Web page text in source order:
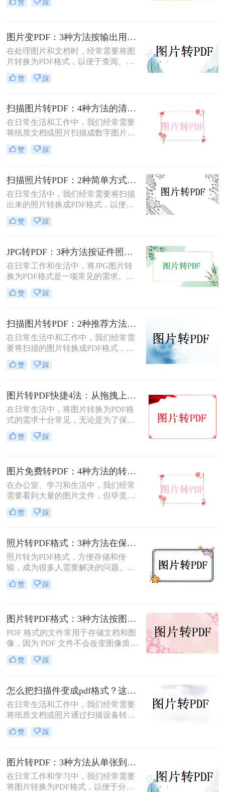
转换成pdf格式免费呢？本文将介绍两
赞 踩
图片变PDF：3种方法按输出用途（打印/存档/分享）选！
在处理图片和文档时，经常需要将图
片转换为PDF格式，以便于查阅、分
享或存档。那么如何把图片变成pdf
呢？本文将介绍三种常用的图片转
赞 踩
扫描图片转PDF：4种方法的清晰度和文件体积对比!
在日常生活和工作中，我们经常需要
将纸质文档或照片扫描成数字图片，
并进一步将这些图片转换成PDF格
式，以便于分享、存储和查阅。那么
介绍四种将扫描图片转换成PDF的方
法。
赞 踩
扫描照片转PDF：2种简单方式在身份证和合同上的操作差异！
在日常生活中，我们经常需要将扫描
出来的照片转换成PDF格式，以便于
分享、存储和管理。那么扫描出来的
照片怎么转成pdf呢？本文将介绍两种
赞 踩
JPG转PDF：3种方法按证件照、截图和风景照分别推荐！
在日常工作和生活中，将JPG图片转
换为PDF格式是一项常见的需求。
PDF格式具有跨平台兼容性、易于阅
读和保护隐私等优点，因此广泛应用
转换pdf呢？本文将介绍三种将JPG图
片转换为PDF的方法。
赞 踩
扫描图片转PDF：2种推荐方法的清晰度调优和文件压缩！
在日常生活中和工作中，我们经常需
要将扫描的图片转换成PDF格式，以
便于文档的管理、共享和打印。那么
扫描图片怎么转换成pdf呢？本文将介
方法。
赞 踩
图片转PDF快捷4法：从拖拽上传到批量导出的操作流程！
在日常生活中，将图片转换为PDF格
式的需求十分常见，无论是为了保存
照片、制作电子相册，还是为了提交
报告和简历中的图片资料。那么图片
完成图片到PDF的转换。
赞 踩
图片免费转PDF：4种方法的转换速度和画质损失对比！
在办公室、学习和生活中，我们经常
需要看到大量的图片文件，但毕竟，
一张一张地看照片相对麻烦，所以我
们通常会把照片变成PDF。事实上，
天，我将教你图片转为pdf怎么弄免费
的。
赞 踩
照片转PDF格式：3种方法在保留EXIF信息和画质上的差异！
照片转为PDF格式，方便存储和传
输，成为很多人需要解决的问题。无
论是为了整理相册、备份照片，还是
为了表格化、合并分享，PDF格式都
简单而快速的方法，帮助您轻松实现
照片转PDF的操作。
赞 踩
图片转PDF格式：3种方法按图片来源（手机/相机/截图）选！
PDF 格式的文件常用于存储文档和图
像，因为 PDF 文件不会改变图像质
量、版本或格式，而且可以在任何设
备之间轻松传输。如果你想将一些图
并成一个 PDF 文件，本文将介绍图片
如何转换为PDF格式。
赞 踩
怎么把扫描件变成pdf格式？这三种方法简单又实用！
在日常生活和工作中，我们经常需要
将纸质文档或照片通过扫描设备转化
为数字格式，并进一步将其保存为
PDF文件，以便于分享、存储和查
呢？本文将介绍三种将扫描件转换成
PDF格式的方法。
赞 踩
图片转PDF：3种方法从单张到批量转换的操作差异！
在日常工作和学习中，我们经常需要
将图片转换为PDF格式，以便于分